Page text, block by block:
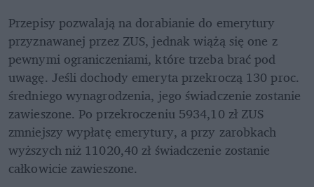
Przepisy pozwalają na dorabianie do emerytury
przyznawanej przez ZUS, jednak wiążą się one z
pewnymi ograniczeniami, które trzeba brać pod
uwagę. Jeśli dochody emeryta przekroczą 130 proc.
średniego wynagrodzenia, jego świadczenie zostanie
zawieszone. Po przekroczeniu 5934,10 zł ZUS
zmniejszy wypłatę emerytury, a przy zarobkach
wyższych niż 11020,40 zł świadczenie zostanie
całkowicie zawieszone.